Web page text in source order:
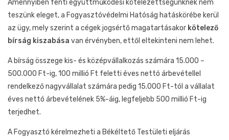
Amennyiben fenti együttműködési kötelezettségünknek nem
teszünk eleget, a Fogyasztóvédelmi Hatóság hatáskörébe kerül
az ügy, mely szerint a cégek jogsértő magatartásakor kötelező
bírság kiszabása van érvényben, ettől eltekinteni nem lehet.
A bírság összege kis- és középvállalkozás számára 15.000 –
500.000 Ft-ig, 100 millió Ft feletti éves nettó árbevétellel
rendelkező nagyvállalat számára pedig 15.000 Ft-tól a vállalat
éves nettó árbevételének 5%-áig, legfeljebb 500 millió Ft-ig
terjedhet.
A Fogyasztó kérelmezheti a Békéltető Testületi eljárás